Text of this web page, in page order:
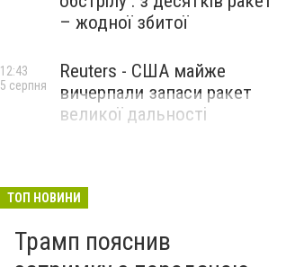
– жодної збитої
Reuters - США майже
вичерпали запаси ракет
великої дальності
12:43
5 серпня
ТОП НОВИНИ
Трамп пояснив